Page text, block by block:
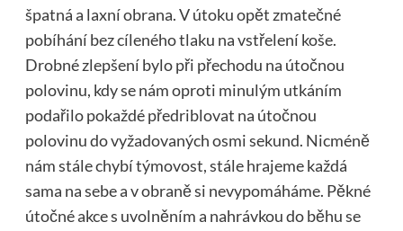
špatná a laxní obrana. V útoku opět zmatečné
pobíhání bez cíleného tlaku na vstřelení koše.
Drobné zlepšení bylo při přechodu na útočnou
polovinu, kdy se nám oproti minulým utkáním
podařilo pokaždé předriblovat na útočnou
polovinu do vyžadovaných osmi sekund. Nicméně
nám stále chybí týmovost, stále hrajeme každá
sama na sebe a v obraně si nevypomáháme. Pěkné
útočné akce s uvolněním a nahrávkou do běhu se